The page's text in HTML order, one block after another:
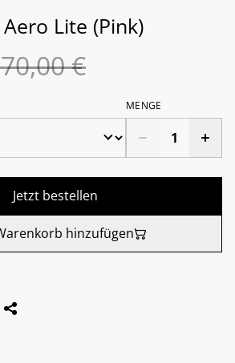
Lite (Pink)
€
MENGE
Jetzt bestellen
hinzufügen